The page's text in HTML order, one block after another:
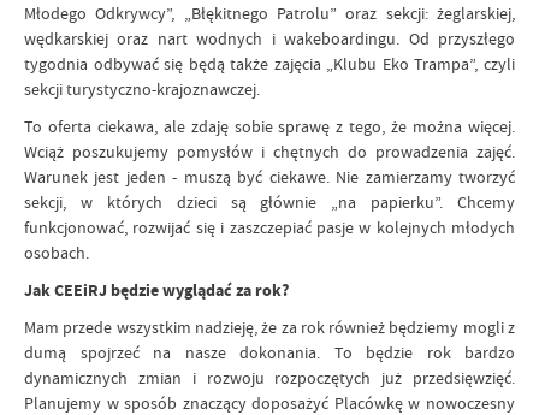
Młodego Odkrywcy”, „Błękitnego Patrolu” oraz sekcji: żeglarskiej,
wędkarskiej oraz nart wodnych i wakeboardingu. Od przyszłego
tygodnia odbywać się będą także zajęcia „Klubu Eko Trampa”, czyli
sekcji turystyczno-krajoznawczej.
To oferta ciekawa, ale zdaję sobie sprawę z tego, że można więcej.
Wciąż poszukujemy pomysłów i chętnych do prowadzenia zajęć.
Warunek jest jeden - muszą być ciekawe. Nie zamierzamy tworzyć
sekcji, w których dzieci są głównie „na papierku”. Chcemy
funkcjonować, rozwijać się i zaszczepiać pasje w kolejnych młodych
osobach.
Jak CEEiRJ będzie wyglądać za rok?
Mam przede wszystkim nadzieję, że za rok również będziemy mogli z
dumą spojrzeć na nasze dokonania. To będzie rok bardzo
dynamicznych zmian i rozwoju rozpoczętych już przedsięwzięć.
Planujemy w sposób znaczący doposażyć Placówkę w nowoczesny